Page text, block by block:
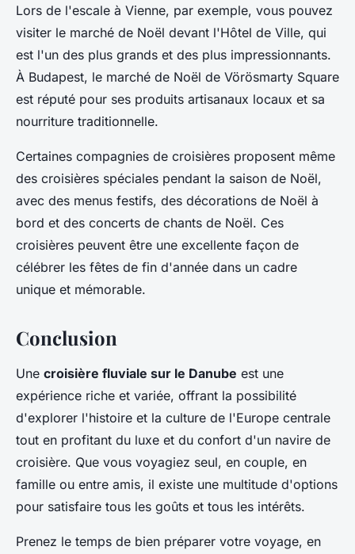
Lors de l'escale à Vienne, par exemple, vous pouvez
visiter le marché de Noël devant l'Hôtel de Ville, qui
est l'un des plus grands et des plus impressionnants.
À Budapest, le marché de Noël de Vörösmarty Square
est réputé pour ses produits artisanaux locaux et sa
nourriture traditionnelle.
Certaines compagnies de croisières proposent même
des croisières spéciales pendant la saison de Noël,
avec des menus festifs, des décorations de Noël à
bord et des concerts de chants de Noël. Ces
croisières peuvent être une excellente façon de
célébrer les fêtes de fin d'année dans un cadre
unique et mémorable.
Conclusion
Une croisière fluviale sur le Danube est une
expérience riche et variée, offrant la possibilité
d'explorer l'histoire et la culture de l'Europe centrale
tout en profitant du luxe et du confort d'un navire de
croisière. Que vous voyagiez seul, en couple, en
famille ou entre amis, il existe une multitude d'options
pour satisfaire tous les goûts et tous les intérêts.
Prenez le temps de bien préparer votre voyage, en